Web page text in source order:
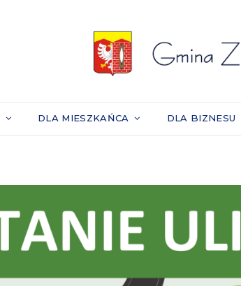
DLA MIESZKAŃCA DLA BIZNESU